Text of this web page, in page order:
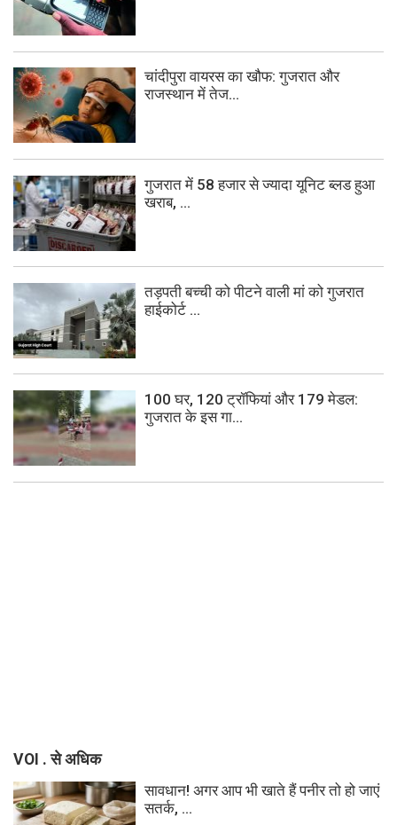
चांदीपुरा वायरस का खौफ: गुजरात और
राजस्थान में तेज...
गुजरात में 58 हजार से ज्यादा यूनिट ब्लड हुआ
खराब, ...
तड़पती बच्ची को पीटने वाली मां को गुजरात
हाईकोर्ट ...
100 घर, 120 ट्रॉफियां और 179 मेडल:
गुजरात के इस गा...
VOI . से अधिक
सावधान! अगर आप भी खाते हैं पनीर तो हो जाएं
सतर्क, ...